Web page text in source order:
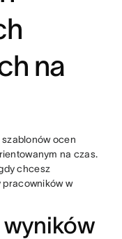
na
ocen
na czas.
chcesz
w
wyników